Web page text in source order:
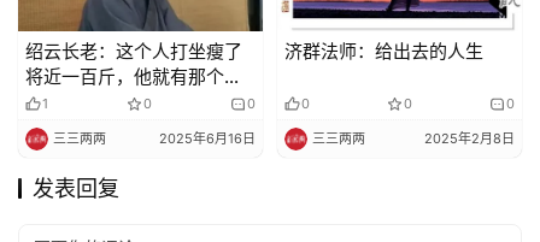
绍云长老：这个人打坐瘦了
将近一百斤，他就有那个决
心和毅力
1 0 0
三三两两 2025年6月16日
济群法师：给出去的人生
0 0 0
三三两两 2025年2月8日
发表回复